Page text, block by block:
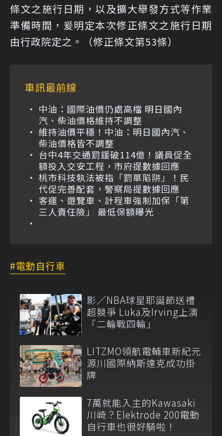
條文之施行日期，以及擴大舉發方式等作業
準備時間，爰明定本次修正條文之施行日期
由行政院定之。（修正條文第53條）
車訊最前線
中油：國際油價仍處高檔 明日國內
汽、柴油價格維持不調整
維持油價平穩！中油：明日國內汽、
柴油價格皆不調整
台中4年交通罰鍰破114億！議員促全
額投入交安工程，市府提數據回應
桃市科技執法被指「罰單陷阱」！民
代促完善配套，警察局提數據回應
客運、遊覽車、計程車強制加保「第
三人責任險」 最低保額曝光
電動自行車
影／NBA球星耶誕節送禮
超競爭 Luka及Irving上演
「二輪戰四輪」
LITZMO領航電輔車新紀元
源川國際納斯達克成功掛
牌
7萬就能入主的Kawasaki
川崎？Elektrode 200電動
自行車也很好騎啦！